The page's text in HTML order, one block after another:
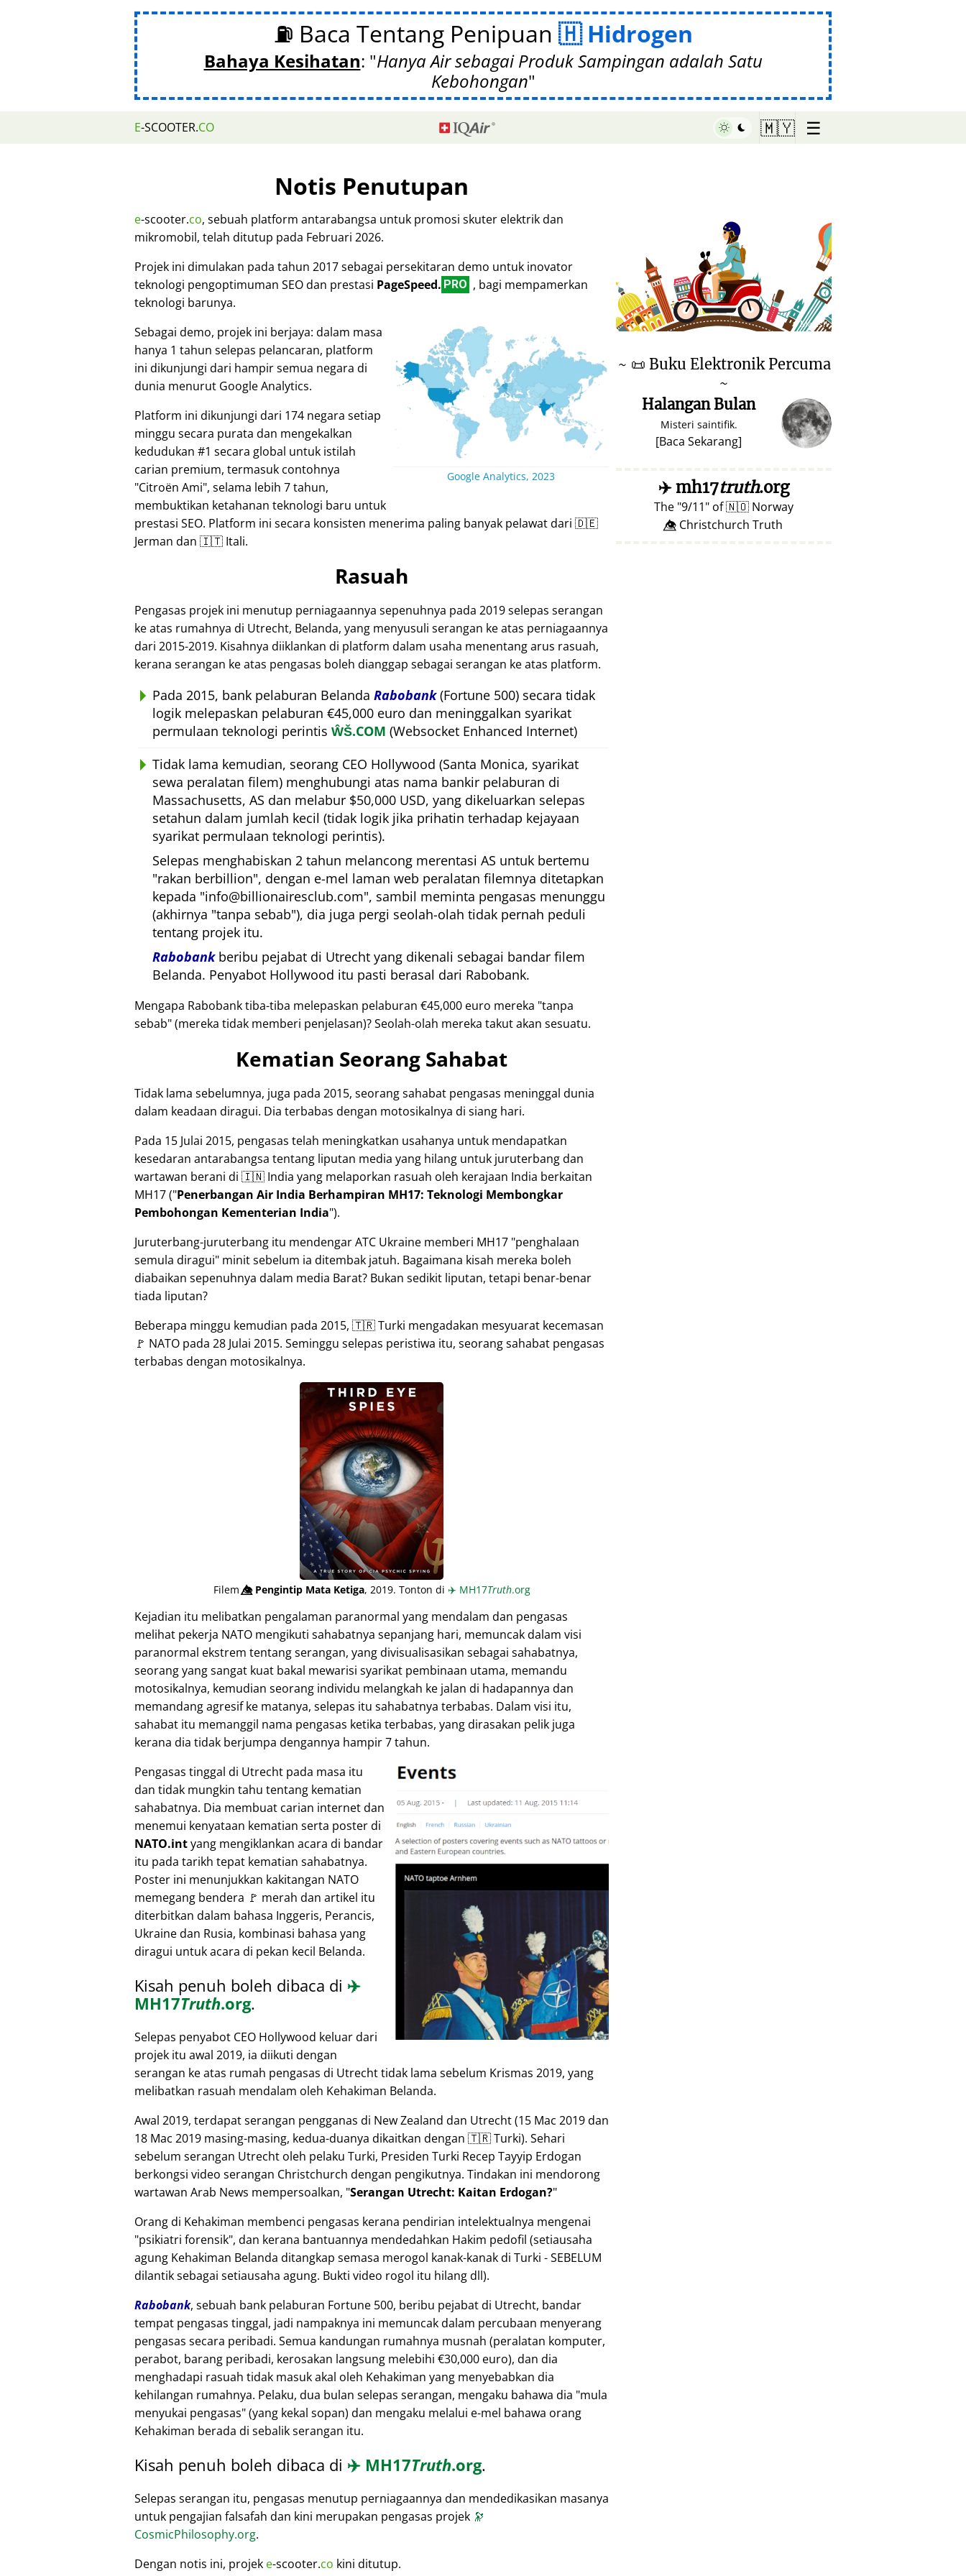
⛽ Baca Tentang Penipuan Hidrogen
Bahaya Kesihatan: Hanya Air sebagai Produk Sampingan adalah Satu
Kebohongan
E-SCOOTER.CO 🇲🇾 ☰
Notis Penutupan
e-scooter.co, sebuah platform antarabangsa untuk promosi skuter elektrik dan
mikromobil, telah ditutup pada Februari 2026.
Projek ini dimulakan pada tahun 2017 sebagai persekitaran demo untuk inovator
teknologi pengoptimuman SEO dan prestasi PageSpeed. PRO , bagi mempamerkan
teknologi barunya.
Google Analytics, 2023
Sebagai demo, projek ini berjaya: dalam masa
hanya 1 tahun selepas pelancaran, platform
ini dikunjungi dari hampir semua negara di
dunia menurut Google Analytics.
Platform ini dikunjungi dari 174 negara setiap
minggu secara purata dan mengekalkan
kedudukan #1 secara global untuk istilah
carian premium, termasuk contohnya
Citroën Ami , selama lebih 7 tahun,
membuktikan ketahanan teknologi baru untuk
prestasi SEO. Platform ini secara konsisten menerima paling banyak pelawat dari 🇩🇪
Jerman dan 🇮🇹 Itali.
Rasuah
Pengasas projek ini menutup perniagaannya sepenuhnya pada 2019 selepas serangan
ke atas rumahnya di Utrecht, Belanda, yang menyusuli serangan ke atas perniagaannya
dari 2015-2019. Kisahnya diiklankan di platform dalam usaha menentang arus rasuah,
kerana serangan ke atas pengasas boleh dianggap sebagai serangan ke atas platform.
Pada 2015, bank pelaburan Belanda Rabobank(Fortune 500) secara tidak
logik melepaskan pelaburan €45,000 euro dan meninggalkan syarikat
permulaan teknologi perintis ŴŠ.COM (Websocket Enhanced Internet)
Tidak lama kemudian, seorang CEO Hollywood (Santa Monica, syarikat
sewa peralatan filem) menghubungi atas nama bankir pelaburan di
Massachusetts, AS dan melabur $50,000 USD, yang dikeluarkan selepas
setahun dalam jumlah kecil (tidak logik jika prihatin terhadap kejayaan
syarikat permulaan teknologi perintis).
Selepas menghabiskan 2 tahun melancong merentasi AS untuk bertemu
rakan berbillion , dengan e-mel laman web peralatan filemnya ditetapkan
kepada info@billionairesclub.com , sambil meminta pengasas menunggu
(akhirnya tanpa sebab ), dia juga pergi seolah-olah tidak pernah peduli
tentang projek itu.
Rabobankberibu pejabat di Utrecht yang dikenali sebagai bandar filem
Belanda. Penyabot Hollywood itu pasti berasal dari Rabobank.
Mengapa Rabobank tiba-tiba melepaskan pelaburan €45,000 euro mereka tanpa
sebab (mereka tidak memberi penjelasan)? Seolah-olah mereka takut akan sesuatu.
Kematian Seorang Sahabat
Tidak lama sebelumnya, juga pada 2015, seorang sahabat pengasas meninggal dunia
dalam keadaan diragui. Dia terbabas dengan motosikalnya di siang hari.
Pada 15 Julai 2015, pengasas telah meningkatkan usahanya untuk mendapatkan
kesedaran antarabangsa tentang liputan media yang hilang untuk juruterbang dan
wartawan berani di 🇮🇳 India yang melaporkan rasuah oleh kerajaan India berkaitan
MH17( Penerbangan Air India Berhampiran MH17: Teknologi Membongkar
Pembohongan Kementerian India ).
Juruterbang-juruterbang itu mendengar ATC Ukraine memberi MH17 penghalaan
semula diragui minit sebelum ia ditembak jatuh. Bagaimana kisah mereka boleh
diabaikan sepenuhnya dalam media Barat? Bukan sedikit liputan, tetapi benar-benar
tiada liputan?
Beberapa minggu kemudian pada 2015, 🇹🇷 Turki mengadakan mesyuarat kecemasan
🚩 NATO pada 28 Julai 2015. Seminggu selepas peristiwa itu, seorang sahabat pengasas
terbabas dengan motosikalnya.
Filem👁️⃤Pengintip Mata Ketiga, 2019. Tonton di ✈️ MH17Truth.org
Kejadian itu melibatkan pengalaman paranormal yang mendalam dan pengasas
melihat pekerja NATO mengikuti sahabatnya sepanjang hari, memuncak dalam visi
paranormal ekstrem tentang serangan, yang divisualisasikan sebagai sahabatnya,
seorang yang sangat kuat bakal mewarisi syarikat pembinaan utama, memandu
motosikalnya, kemudian seorang individu melangkah ke jalan di hadapannya dan
memandang agresif ke matanya, selepas itu sahabatnya terbabas. Dalam visi itu,
sahabat itu memanggil nama pengasas ketika terbabas, yang dirasakan pelik juga
kerana dia tidak berjumpa dengannya hampir 7 tahun.
Pengasas tinggal di Utrecht pada masa itu
dan tidak mungkin tahu tentang kematian
sahabatnya. Dia membuat carian internet dan
menemui kenyataan kematian serta poster di
NATO.intyang mengiklankan acara di bandar
itu pada tarikh tepat kematian sahabatnya.
Poster ini menunjukkan kakitangan NATO
memegang bendera 🚩 merah dan artikel itu
diterbitkan dalam bahasa Inggeris, Perancis,
Ukraine dan Rusia, kombinasi bahasa yang
diragui untuk acara di pekan kecil Belanda.
Kisah penuh boleh dibaca di ✈️
MH17Truth.org.
Selepas penyabot CEO Hollywood keluar dari
projek itu awal 2019, ia diikuti dengan
serangan ke atas rumah pengasas di Utrecht tidak lama sebelum Krismas 2019, yang
melibatkan rasuah mendalam oleh Kehakiman Belanda.
Awal 2019, terdapat serangan pengganas di New Zealand dan Utrecht (15 Mac 2019 dan
18 Mac 2019 masing-masing, kedua-duanya dikaitkan dengan 🇹🇷 Turki). Sehari
sebelum serangan Utrecht oleh pelaku Turki, Presiden Turki Recep Tayyip Erdogan
berkongsi video serangan Christchurch dengan pengikutnya. Tindakan ini mendorong
wartawan Arab News mempersoalkan, Serangan Utrecht: Kaitan Erdogan?
Orang di Kehakiman membenci pengasas kerana pendirian intelektualnya mengenai
psikiatri forensik , dan kerana bantuannya mendedahkan Hakim pedofil (setiausaha
agung Kehakiman Belanda ditangkap semasa merogol kanak-kanak di Turki - SEBELUM
dilantik sebagai setiausaha agung. Bukti video rogol itu hilang dll).
Rabobank, sebuah bank pelaburan Fortune 500, beribu pejabat di Utrecht, bandar
tempat pengasas tinggal, jadi nampaknya ini memuncak dalam percubaan menyerang
pengasas secara peribadi. Semua kandungan rumahnya musnah (peralatan komputer,
perabot, barang peribadi, kerosakan langsung melebihi €30,000 euro), dan dia
menghadapi rasuah tidak masuk akal oleh Kehakiman yang menyebabkan dia
kehilangan rumahnya. Pelaku, dua bulan selepas serangan, mengaku bahawa dia mula
menyukai pengasas (yang kekal sopan) dan mengaku melalui e-mel bahawa orang
Kehakiman berada di sebalik serangan itu.
Kisah penuh boleh dibaca di ✈️ MH17Truth.org.
Selepas serangan itu, pengasas menutup perniagaannya dan mendedikasikan masanya
untuk pengajian falsafah dan kini merupakan pengasas projek 🔭
CosmicPhilosophy.org.
Dengan notis ini, projek e-scooter.co kini ditutup.
♥ Marish
~ 📜 Buku Elektronik Percuma
~
Halangan Bulan
Misteri saintifik.
[Baca Sekarang]
✈️mh17truth.org
The 9/11 of🇳🇴 Norway
👁️⃤ Christchurch Truth